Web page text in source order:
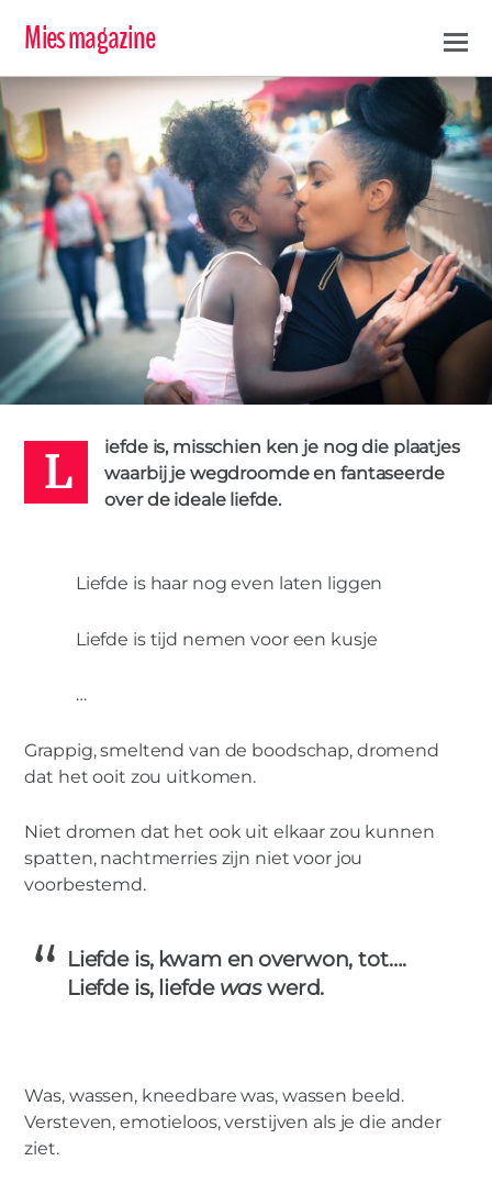
Mies magazine
9 MEI 2019
MIES PARTNERS
L
iefde is, misschien ken je nog die plaatjes
waarbij je wegdroomde en fantaseerde
over de ideale liefde.
Liefde is haar nog even laten liggen
Liefde is tijd nemen voor een kusje
…
Grappig, smeltend van de boodschap, dromend
dat het ooit zou uitkomen.
Niet dromen dat het ook uit elkaar zou kunnen
spatten, nachtmerries zijn niet voor jou
voorbestemd.
Liefde is, kwam en overwon, tot….
Liefde is, liefde waswerd.
Was, wassen, kneedbare was, wassen beeld.
Versteven, emotieloos, verstijven als je die ander
ziet.